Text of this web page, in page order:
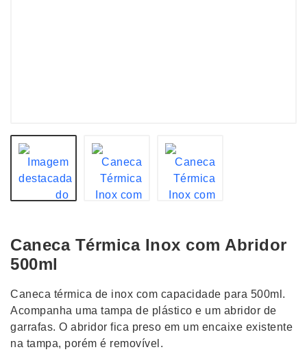
Caneca Térmica Inox com Abridor
500ml
Caneca térmica de inox com capacidade para 500ml.
Acompanha uma tampa de plástico e um abridor de
garrafas. O abridor fica preso em um encaixe existente
na tampa, porém é removível.